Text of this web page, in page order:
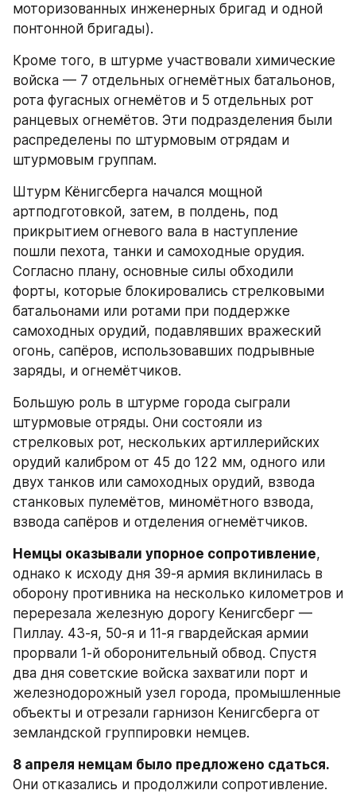
моторизованных инженерных бригад и одной
понтонной бригады).
Кроме того, в штурме участвовали химические
войска — 7 отдельных огнемётных батальонов,
рота фугасных огнемётов и 5 отдельных рот
ранцевых огнемётов. Эти подразделения были
распределены по штурмовым отрядам и
штурмовым группам.
Штурм Кёнигсберга начался мощной
артподготовкой, затем, в полдень, под
прикрытием огневого вала в наступление
пошли пехота, танки и самоходные орудия.
Согласно плану, основные силы обходили
форты, которые блокировались стрелковыми
батальонами или ротами при поддержке
самоходных орудий, подавлявших вражеский
огонь, сапёров, использовавших подрывные
заряды, и огнемётчиков.
Большую роль в штурме города сыграли
штурмовые отряды. Они состояли из
стрелковых рот, нескольких артиллерийских
орудий калибром от 45 до 122 мм, одного или
двух танков или самоходных орудий, взвода
станковых пулемётов, миномётного взвода,
взвода сапёров и отделения огнемётчиков.
Немцы оказывали упорное сопротивление,
однако к исходу дня 39-я армия вклинилась в
оборону противника на несколько километров и
перерезала железную дорогу Кенигсберг —
Пиллау. 43-я, 50-я и 11-я гвардейская армии
прорвали 1-й оборонительный обвод. Спустя
два дня советские войска захватили порт и
железнодорожный узел города, промышленные
объекты и отрезали гарнизон Кенигсберга от
земландской группировки немцев.
8 апреля немцам было предложено сдаться.
Они отказались и продолжили сопротивление.